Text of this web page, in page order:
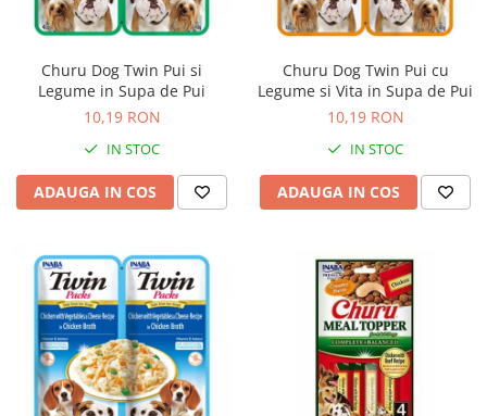
Castroane, Boluri si Accesorii
Antiparazitare
Solutii educative si antistres
Hrana Raw
Suplimente Nutritive Pisici
Cosuri, Culcusuri si Perne
Sisaluri si Ansambluri de Joaca
Nisip, Silicat si Asternuturi pentru
Pisici
Jucarii Pisici
Genti, Custi Transport
Castroane, Boluri si Accesorii
Antiparazitare
Solutii educative si antistres
Churu Dog Twin Pui si
Legume in Supa de Pui
10,19 RON
IN STOC
ADAUGA IN COS
Churu Dog Twin Pui cu
Legume si Vita in Supa de Pui
10,19 RON
IN STOC
ADAUGA IN COS